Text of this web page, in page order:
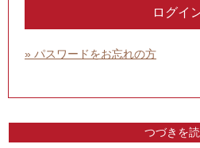
» パスワードをお忘れの方
つづきを